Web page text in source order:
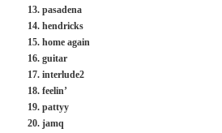
13. pasadena
14. hendricks
15. home again
16. guitar
17. interlude2
18. feelin’
19. pattyy
20. jamq